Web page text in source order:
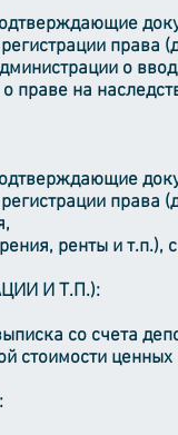
права
о
праве на
права
ренты и т.п.),
И Т.П.):
со счета
стоимости ценных